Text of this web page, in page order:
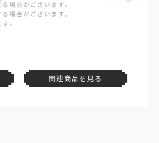
場合がございます。
場合がございます。
。
関連商品を見る